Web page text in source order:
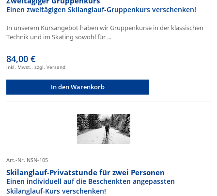
Einen zweitägigen Skilanglauf-Gruppenkurs verschenken!
In unserem Kursangebot haben wir Gruppenkurse in der klassischen
Technik und im Skating sowohl für ...
84,00 €
inkl. Mwst., zzgl. Versand
In den Warenkorb
Art.-Nr. NSN-105
Skilanglauf-Privatstunde für zwei Personen
Einen individuell auf die Beschenkten angepassten
Skilanglauf-Kurs verschenken!